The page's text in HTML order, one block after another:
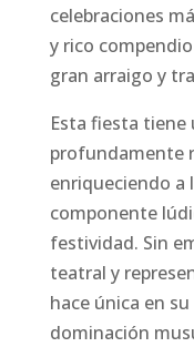
celebraciones
y rico
gran arraigo y
Esta fiesta tiene
profundamente
enriqueciendo a
componente
festividad. Sin
teatral y
hace única en
dominación